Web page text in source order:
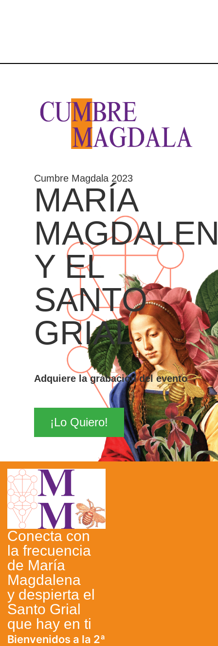
Cumbre Magdala 2023
MARÍA
Y EL
SANTO
GRIAL
Adquiere la grabación del evento
¡Lo Quiero!
Conecta con
la frecuencia
de María
Magdalena
y despierta el
Santo Grial
que hay en ti
Bienvenidos a la 2ª